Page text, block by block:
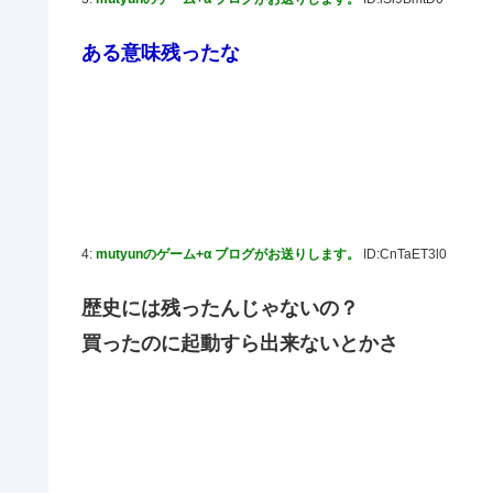
韓国人「本日チームをサヨナラ負けさせたイ・ジョンフ
【AIイラスト】フェラをしている女の子のAIエロ画像まと
ある意味残ったな
4: mutyunのゲーム+α ブログがお送りします。 ID:CnTaET3l0
歴史には残ったんじゃないの？
買ったのに起動すら出来ないとかさ